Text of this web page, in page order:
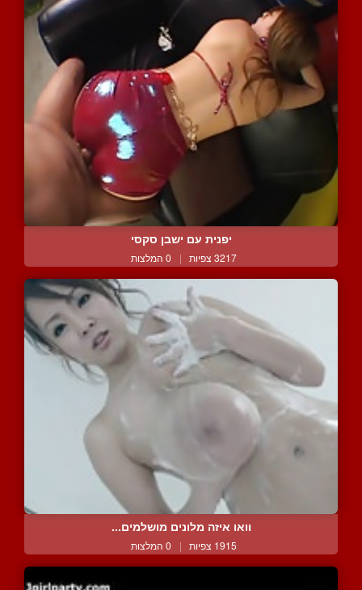
יפנית עם ישבן סקסי
3217 צפיות | 0 המלצות
וואו איזה מלונים מושלמים...
1915 צפיות | 0 המלצות